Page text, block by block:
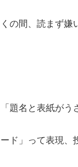
の間、読まず嫌
題名と表紙が
ード」って表現